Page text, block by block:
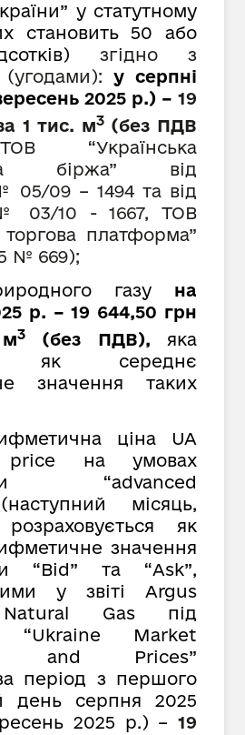
у статутному
становить 50 або
згідно з
у серпні
2025 р.) – 19
1 тис. м3 (без ПДВ
“Українська
біржа” від
05/09 – 1494 та від
03/10 - 1667, ТОВ
торгова платформа”
№ 669);
газуна
р. –19 644,50 грн
3(без ПДВ), яка
як середнє
значення таких
ціна UA
на умовах
“advanced
місяць,
як
значення
“Bid” та “Ask”,
у звіті Argus
Natural Gas під
“Ukraine Market
and Prices”
період з першого
день серпня 2025
2025 р.) – 19